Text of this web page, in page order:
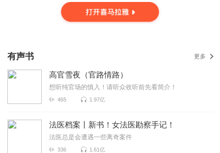
有声书 更多
高官雪夜（官路情路）
想听纯官场的慎入！请听众收听前先看简介！
465 1.97亿
法医档案丨新书！女法医勘察手记！
法医总是会遭遇一些离奇案件
336 1.61亿